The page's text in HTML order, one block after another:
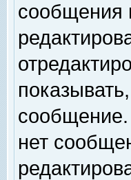
сообщения
нет